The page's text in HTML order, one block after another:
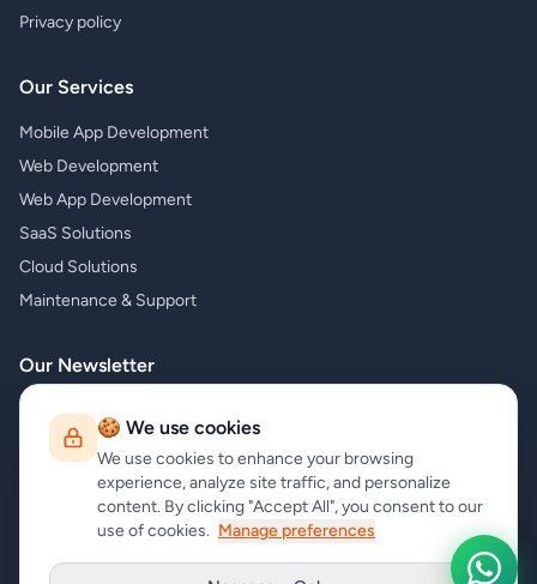
Privacy policy
Our Services
Mobile App Development
Web Development
Web App Development
SaaS Solutions
Cloud Solutions
Maintenance & Support
Our Newsletter
Subscribe to our newsletter and receive the latest news about our
products and services!
Subscribe
🍪 We use cookies
We use cookies to enhance your browsing
experience, analyze site traffic, and personalize
content. By clicking "Accept All", you consent to our
use of cookies. Manage preferences